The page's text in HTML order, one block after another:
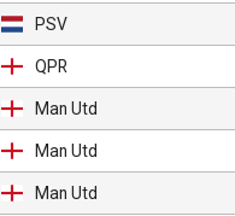
PSV
QPR
Man Utd
Man Utd
Man Utd